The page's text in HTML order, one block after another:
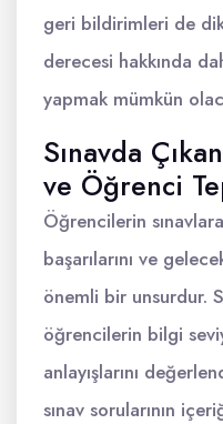
geri bildirimleri de
derecesi hakkında
yapmak mümkün
Sınavda
ve Öğrenci
Öğrencilerin
başarılarını ve
önemli bir unsurdur.
öğrencilerin bilgi
anlayışlarını
sınav sorularının